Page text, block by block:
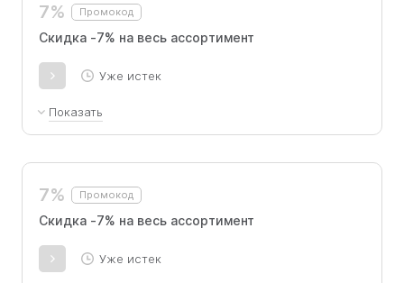
7% Промокод
Скидка -7% на весь ассортимент
Уже истек
Показать
и распродажами.
7% Промокод
Скидка -7% на весь ассортимент
Уже истек